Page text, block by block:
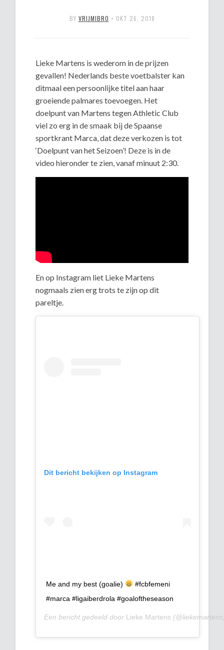
BY VRIJMIBRO • OKT 26, 2018
Lieke Martens is wederom in de prijzen
gevallen! Nederlands beste voetbalster kan
ditmaal een persoonlijke titel aan haar
groeiende palmares toevoegen. Het
doelpunt van Martens tegen Athletic Club
viel zo erg in de smaak bij de Spaanse
sportkrant Marca, dat deze verkozen is tot
‘Doelpunt van het Seizoen’! Deze is in de
video hieronder te zien, vanaf minuut 2:30.
En op Instagram liet Lieke Martens
nogmaals zien erg trots te zijn op dit
pareltje.
Dit bericht bekijken op Instagram
Me and my best (goalie)
#fcbfemeni
#marca #ligaiberdrola #goaloftheseason
Een bericht gedeeld door Lieke Martens